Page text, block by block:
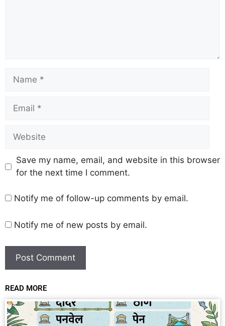
Save my name, email, and website in this browser
for the next time I comment.
Notify me of follow-up comments by email.
Notify me of new posts by email.
READ MORE